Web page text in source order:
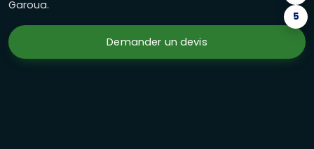
Formations Excel, marketing
Formations en présentiel à Garoua : Excel avancé,
Garoua.
Demander un devis
5